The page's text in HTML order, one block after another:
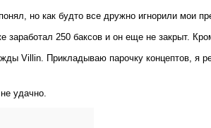
но как будто все дружно игнорили мои
250 баксов и он еще не закрыт.
Villin. Прикладываю парочку концептов, я
удачно.